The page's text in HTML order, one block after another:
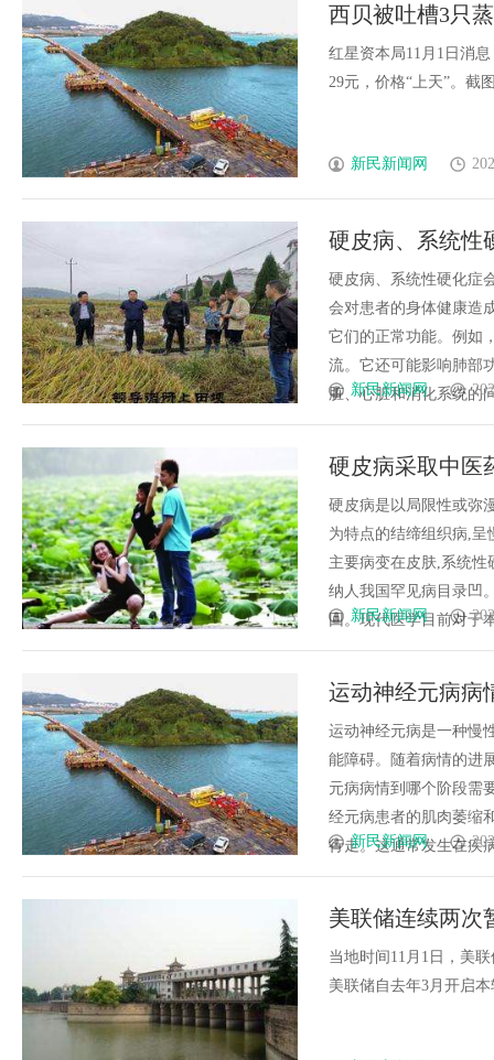
西贝被吐槽3只
红星资本局11月1日消
29元，价格“上天”。截
新民新闻网
硬皮病、系统性
硬皮病、系统性硬化症
会对患者的身体健康造
它们的正常功能。例如
流。它还可能影响肺部
脏、心脏和消化系统的
新民新闻网
硬皮病采取中医
硬皮病是以局限性或弥
为特点的结缔组织病,
主要病变在皮肤,系统
纳人我国罕见病目录凹
回。现代医学目前对于
新民新闻网
运动神经元病病
运动神经元病是一种慢
能障碍。随着病情的进
元病病情到哪个阶段需
经元病患者的肌肉萎缩
行走。这通常发生在疾
新民新闻网
美联储连续两次
当地时间11月1日，美
美联储自去年3月开启